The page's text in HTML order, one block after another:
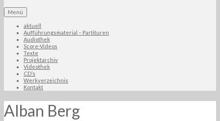
Menü
aktuell
Aufführungsmaterial – Partituren
Audiothek
Score-Videos
Texte
Projektarchiv
Videothek
CD’s
Werkverzeichnis
Kontakt
Alban Berg